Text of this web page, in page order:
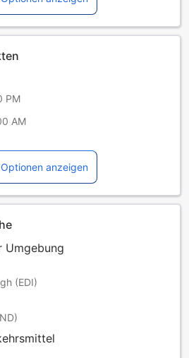
PM
AM
anzeigen
Umgebung
(EDI)